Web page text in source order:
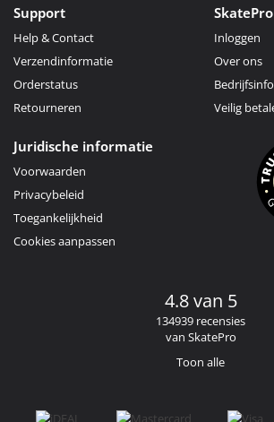
Support
Help & Contact
Verzendinformatie
Orderstatus
Retourneren
SkatePro
Inloggen
Over ons
Veilig
Juridische informatie
Voorwaarden
Privacybeleid
Toegankelijkheid
Cookies aanpassen
4.8 van 5
134939 recensies
van SkatePro
Toon alle